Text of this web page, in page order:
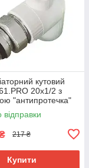
кутовий
20x1/2 з
"антипротечка"
відправки
217 ₴
Купити